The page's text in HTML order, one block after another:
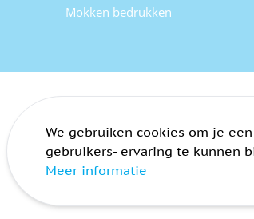
Mokken bedrukken
Algemene voorwaarden
We gebruiken cookies om je
gebruikers- ervaring te kunnen
Meer informatie